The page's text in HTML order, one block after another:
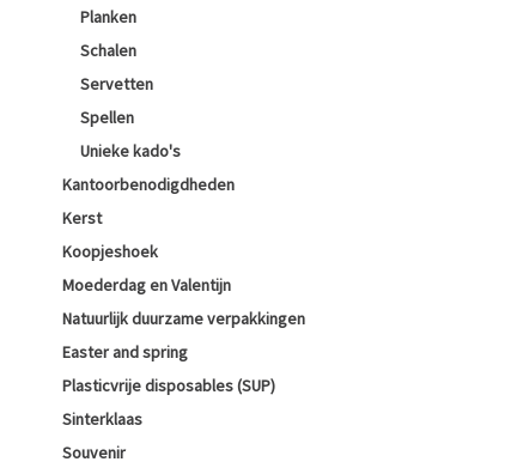
Planken
Schalen
Servetten
Spellen
Unieke kado's
Kantoorbenodigdheden
Kerst
Koopjeshoek
Moederdag en Valentijn
Natuurlijk duurzame verpakkingen
Easter and spring
Plasticvrije disposables (SUP)
Sinterklaas
Souvenir